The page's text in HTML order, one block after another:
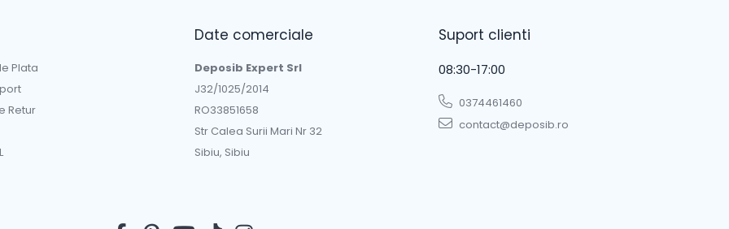
Plata
Retur
Date comerciale
Deposib Expert Srl
J32/1025/2014
RO33851658
Str Calea Surii Mari Nr 32
Sibiu, Sibiu
Suport clienti
08:30-17:00
0374461460
contact@deposib.ro